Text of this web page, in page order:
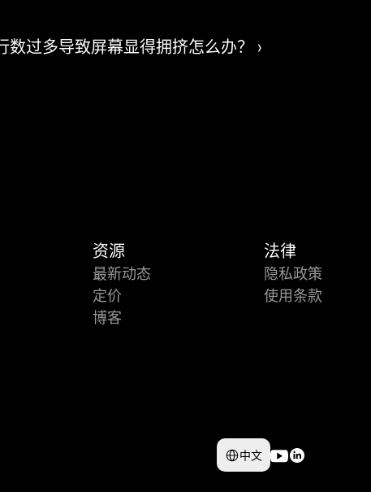
数过多导致屏幕显得拥挤怎么办？ ›
资源
最新动态
定价
博客
法律
隐私政策
使用条款
Select Language
中文